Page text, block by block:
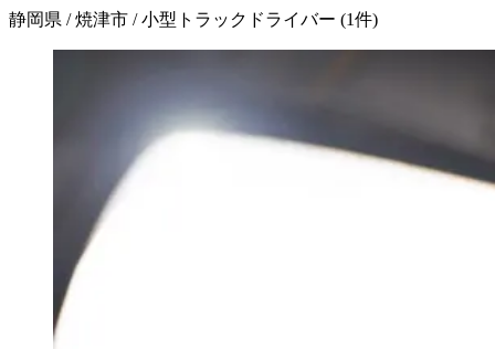
静岡県 / 焼津市 / 小型トラックドライバー (1件)